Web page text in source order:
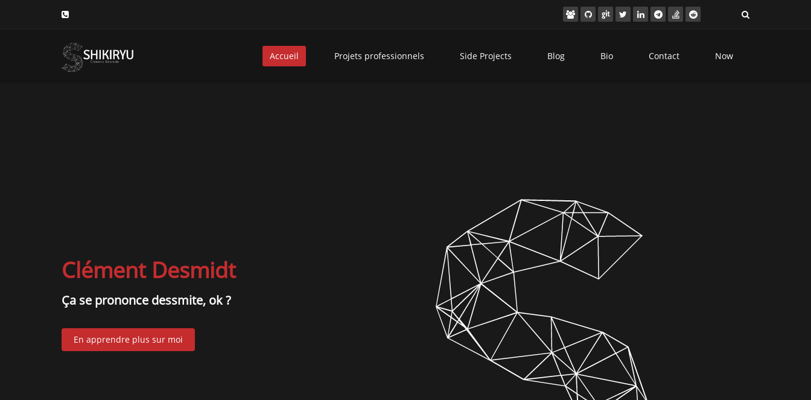
Accueil Projets professionnels Side Projects Blog Bio Contact Now
Clément Desmidt
Ça se prononce dessmite, ok ?
En apprendre plus sur moi